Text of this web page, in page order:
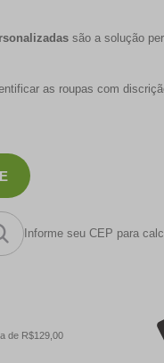
são a solução
as roupas com
Informe seu CEP para
de R$129,00